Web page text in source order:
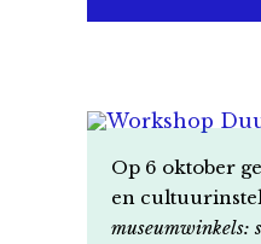
Op 6 oktober
en
museumwinkels: